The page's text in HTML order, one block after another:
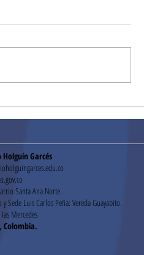
¡Gracias!
Garcés
Santa Ana Norte.
Sede Luis Carlos Peña: Vereda Guayabito.
Mercedes
Colombia.